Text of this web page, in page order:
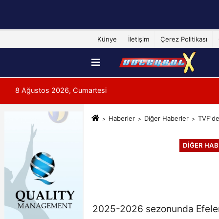
Künye İletişim Çerez Politikası
8 Ağustos 2026, Cumartesi
Haberler Diğer Haberler
DIĞER
2025-2026 sezonunda